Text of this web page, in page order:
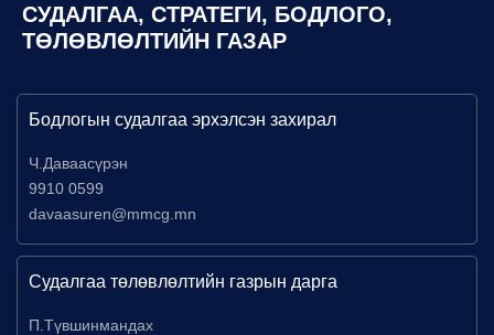
СУДАЛГАА, СТРАТЕГИ, БОДЛОГО,
ТӨЛӨВЛӨЛТИЙН ГАЗАР
Бодлогын судалгаа эрхэлсэн захирал
Ч.Даваасүрэн
9910 0599
davaasuren@mmcg.mn
Судалгаа төлөвлөлтийн газрын дарга
П.Түвшинмандах